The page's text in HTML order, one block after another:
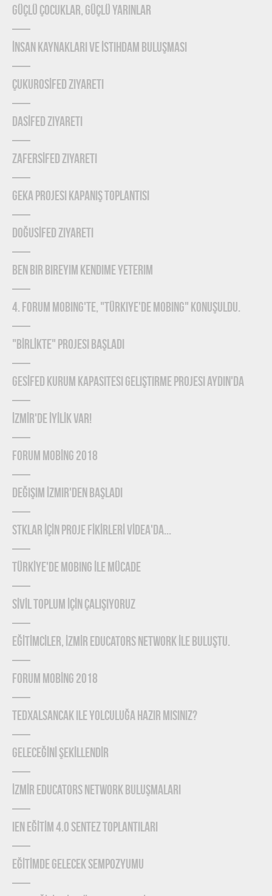
Güçlü Çocuklar, Güçlü Yarınlar
İnsan Kaynakları ve İstihdam Buluşması
ÇUKUROSİFED Ziyareti
DASİFED Ziyareti
ZAFERSİFED Ziyareti
GEKA Projesi Kapanış Toplantısı
DOĞUSİFED Ziyareti
Ben Bir Bireyim Kendime Yeterim
4. Forum Mobing'te, "Türkiye'de Mobing" konuşuldu.
"BİRLİKTE" Projesi Başladı
GESİFED Kurum Kapasitesi Geliştirme Projesi Aydın'da
İZMİR'de İYİLİK Var!
FORUM MOBİNG 2018
Değişim İzmir'den Başladı
STKLAR İÇİN PROJE FİKİRLERİ VİDEA'DA...
TÜRKİYE'DE MOBING İLE MÜCADE
SİVİL TOPLUM İÇİN ÇALIŞIYORUZ
EĞİTİMCİLER, İZMİR EDUCATORS NETWORK İLE BULUŞTU.
FORUM MOBİNG 2018
TEDxAlsancak ile Yolculuğa Hazır mısınız?
GELECEĞİNİ ŞEKİLLENDİR
İZMİR EDUCATORS NETWORK BULUŞMALARI
IEN EĞİTİM 4.0 SENTEZ TOPLANTILARI
EĞİTİMDE GELECEK SEMPOZYUMU